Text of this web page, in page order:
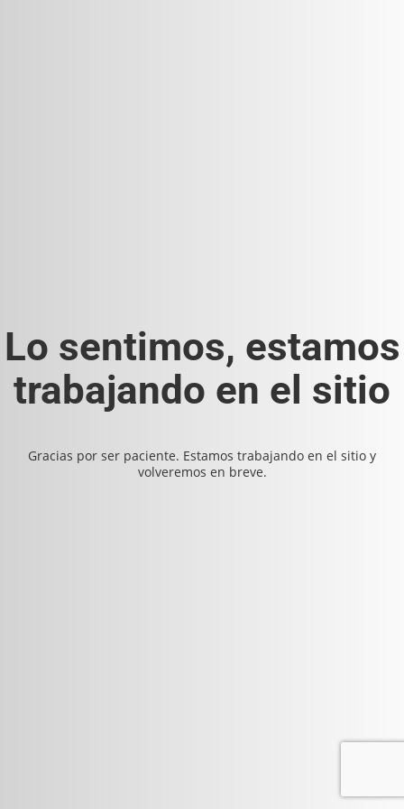
Lo sentimos, estamos
trabajando en el sitio
Gracias por ser paciente. Estamos trabajando en el sitio y
volveremos en breve.